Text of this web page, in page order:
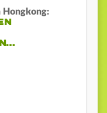
Hongkong: